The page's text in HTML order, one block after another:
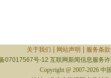
关于我们 网站声明 服务条款
07017567号-12 互联网新闻信息服务
Copyright @ 2007-2026 中